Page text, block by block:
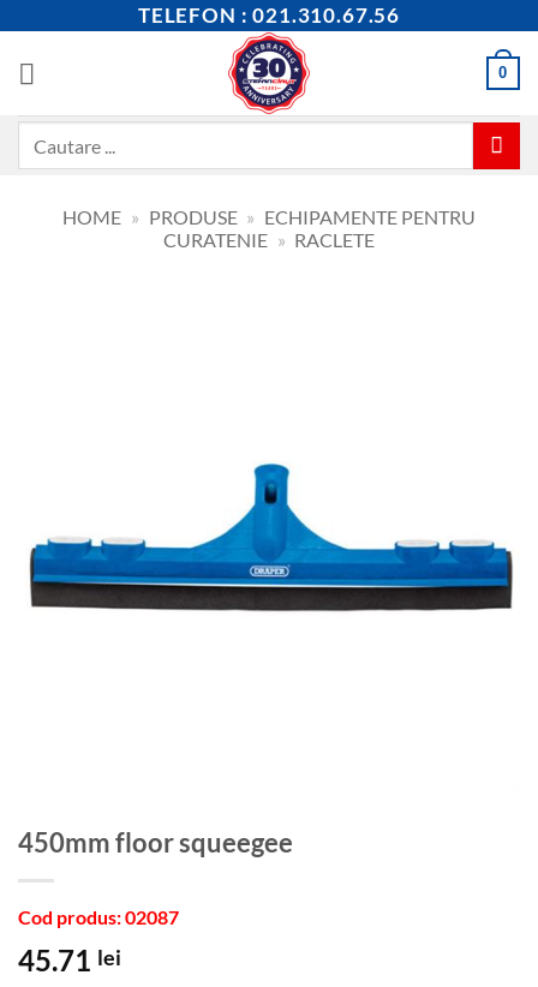
content
TELEFON : 021.310.67.56
0
HOME » PRODUSE » ECHIPAMENTE PENTRU
CURATENIE » RACLETE
450mm floor squeegee
Cod produs: 02087
45.71 lei